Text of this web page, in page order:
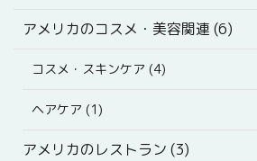
アメリカのコスメ・美容関連 (6)
コスメ・スキンケア (4)
ヘアケア (1)
アメリカのレストラン (3)